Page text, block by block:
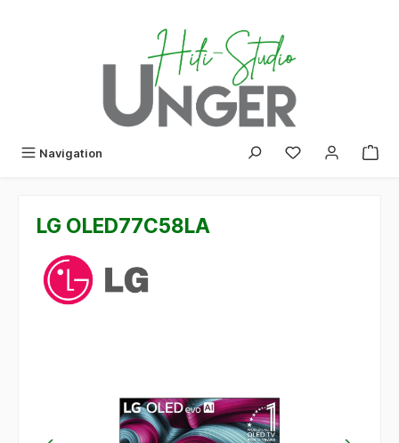
Navigation
LG OLED77C58LA